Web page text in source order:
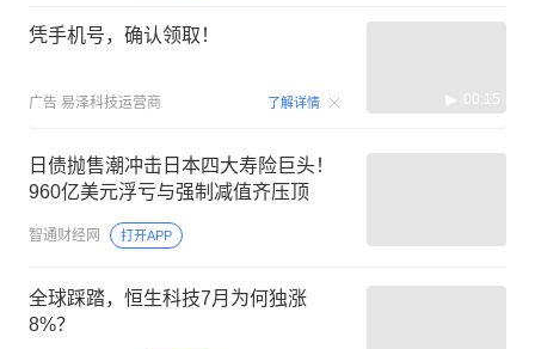
凭手机号，确认领取！
广告 易泽科技运营商 了解详情 00:15
日债抛售潮冲击日本四大寿险巨头！
960亿美元浮亏与强制减值齐压顶
智通财经网 打开APP
全球踩踏，恒生科技7月为何独涨
8%？